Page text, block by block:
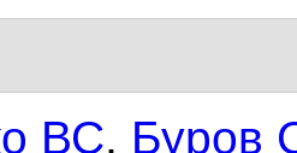
ВС, Буров